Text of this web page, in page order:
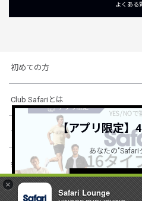
×
Safari Lounge
よくある
初めての方
Club Safariとは
ショッピングガイド
会社概要・規約
【アプリ限定】
あなたの"Safari
詳しくは